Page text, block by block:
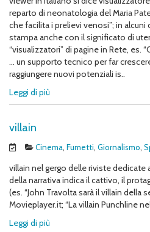
reparto di neonatologia del Maria
che facilita i prelievi venosi”; in alcuni
stampa anche con il significato di
“visualizzatori” di pagine in Rete, es.
… un supporto tecnico per far
raggiungere nuovi potenziali is..
Leggi di più
villain
Cinema, Fumetti, Giornalismo,
villain nel gergo delle riviste
della narrativa indica il cattivo, il
(es. “John Travolta sarà il villain della
Movieplayer.it; “La villain Punchline
Leggi di più